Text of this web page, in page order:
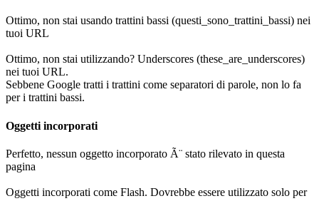
Ottimo, non stai usando trattini bassi (questi_sono_trattini_bassi) nei
tuoi URL
Ottimo, non stai utilizzando? Underscores (these_are_underscores)
nei tuoi URL.
Sebbene Google tratti i trattini come separatori di parole, non lo fa
per i trattini bassi.
Oggetti incorporati
Perfetto, nessun oggetto incorporato Ã¨ stato rilevato in questa
pagina
Oggetti incorporati come Flash. Dovrebbe essere utilizzato solo per